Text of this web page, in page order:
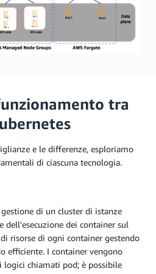
tra
e le differenze, esploriamo
di ciascuna tecnologia.
di un cluster di istanze
dell'esecuzione dei container sul
risorse di ogni container gestendo
efficiente. I container vengono
chiamati pod; è possibile